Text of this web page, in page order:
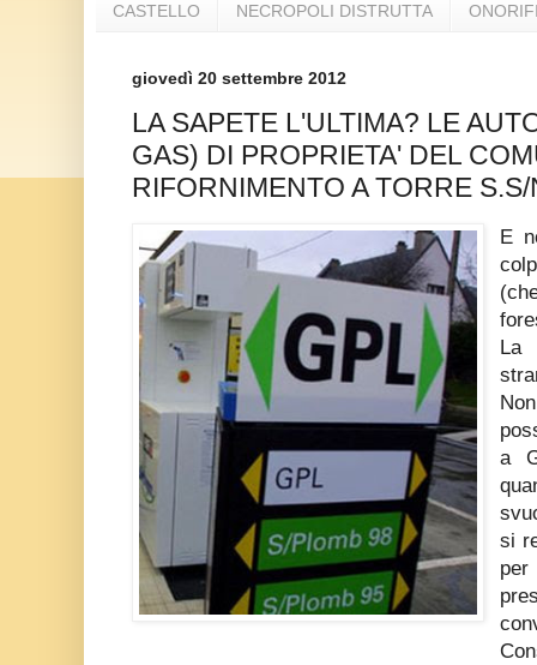
CASTELLO NECROPOLI DISTRUTTA
giovedì 20 settembre 2012
LA SAPETE L'ULTIMA? LE
GAS) DI PROPRIETA' DEL
RIFORNIMENTO A TORRE
E
La
a
si